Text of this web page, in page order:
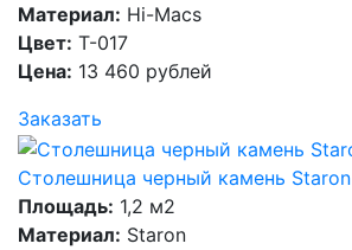
Материал: Hi-Macs
Цвет: T-017
Цена: 13 460 рублей
Заказать
Столешница черный камень Staron
Площадь: 1,2 м2
Материал: Staron